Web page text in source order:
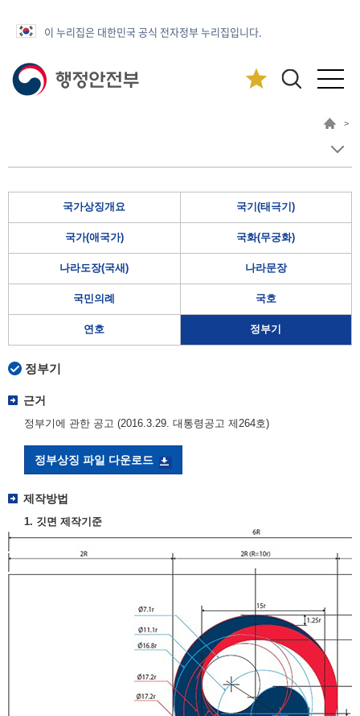
이 누리집은 대한민국 공식 전자정부 누리집입니다.
>
국가상징개요 국기(태극기)
국가(애국가) 국화(무궁화)
나라도장(국새) 나라문장
국민의례 국호
연호 정부기
정부기
근거
정부기에 관한 공고 (2016.3.29. 대통령공고 제264호)
정부상징 파일 다운로드
제작방법
1. 깃면 제작기준